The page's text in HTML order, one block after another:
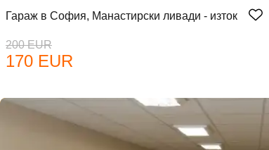
Гараж в София, Манастирски ливади - изток
200 EUR
170 EUR